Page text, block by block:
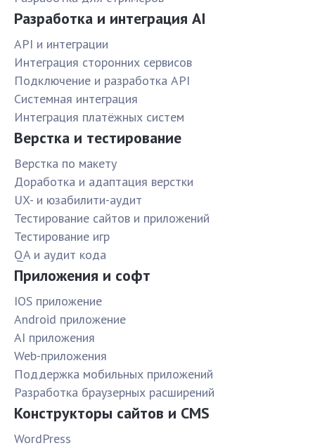
Разработка и интеграция AI
API и интеграции
Интеграция сторонних сервисов
Подключение и разработка API
Системная интеграция
Интеграция платёжных систем
Верстка и тестирование
Верстка по макету
Доработка и адаптация верстки
UX- и юзабилити-аудит
Тестирование сайтов и приложений
Тестирование игр
QA и аудит кода
Приложения и софт
IOS приложение
Android приложение
AI приложения
Web-приложения
Поддержка мобильных приложений
Разработка браузерных расширений
Конструкторы сайтов и CMS
WordPress